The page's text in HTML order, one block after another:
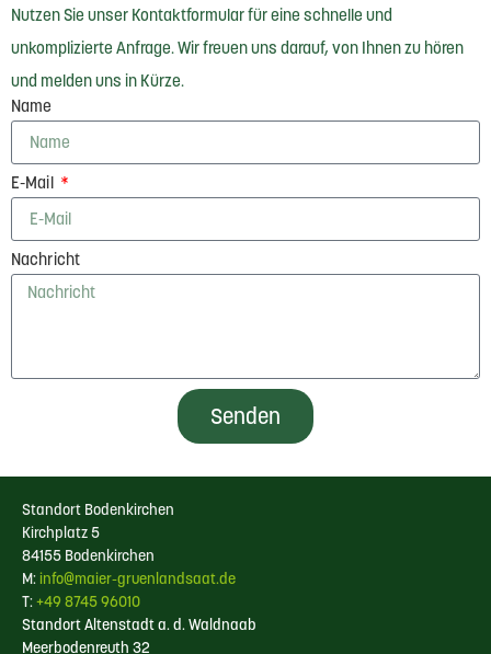
Nutzen Sie unser Kontaktformular für eine schnelle und
unkomplizierte Anfrage. Wir freuen uns darauf, von Ihnen zu hören
und melden uns in Kürze.
Name
E-Mail
Nachricht
Senden
Standort Bodenkirchen
Kirchplatz 5
84155 Bodenkirchen
M: info@maier-gruenlandsaat.de
T:+49 8745 96010
Standort Altenstadt a. d. Waldnaab
Meerbodenreuth 32